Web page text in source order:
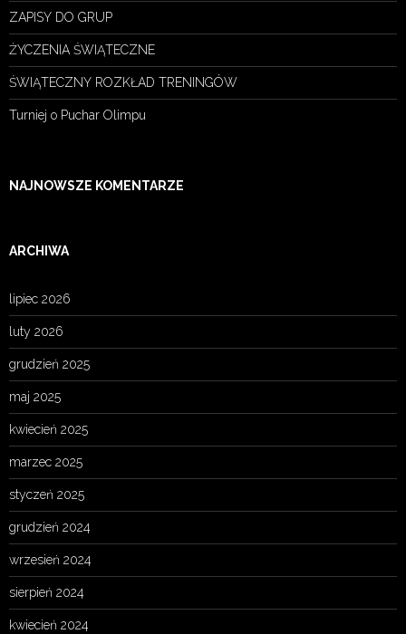
ZAPISY DO GRUP
ŻYCZENIA ŚWIĄTECZNE
ŚWIĄTECZNY ROZKŁAD TRENINGÓW
Turniej o Puchar Olimpu
NAJNOWSZE KOMENTARZE
ARCHIWA
lipiec 2026
luty 2026
grudzień 2025
maj 2025
kwiecień 2025
marzec 2025
styczeń 2025
grudzień 2024
wrzesień 2024
sierpień 2024
kwiecień 2024